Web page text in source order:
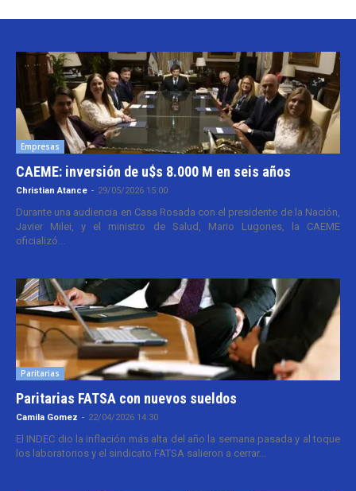
Empresas
CAEME: inversión de u$s 8.000 M en seis años
Christian Atance - 29/05/2026 15:00
Durante una audiencia en Casa Rosada con el presidente de la Nación,
Javier Milei, y el ministro de Salud, Mario Lugones, la CAEME
oficializó...
Paritarias
Paritarias FATSA con nuevos sueldos
Camila Gomez - 22/04/2026 14:30
El INDEC dio la inflación más alta del año la semana pasada y al toque
los laboratorios y el sindicato FATSA salieron a cerrar...